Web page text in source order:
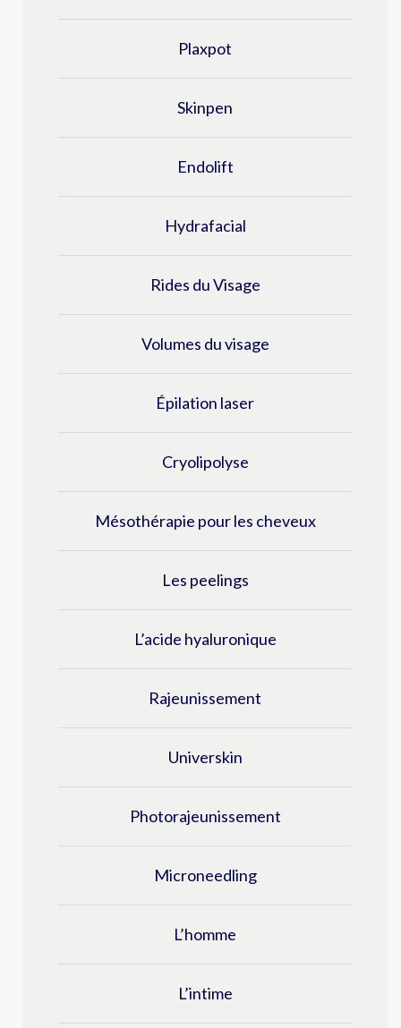
Plaxpot
Skinpen
Endolift
Hydrafacial
Rides du Visage
Volumes du visage
épilation laser
Cryolipolyse
Mésothérapie pour les cheveux
Les peelings
L’acide hyaluronique
Rajeunissement
Universkin
Photorajeunissement
Microneedling
L’homme
L’intime